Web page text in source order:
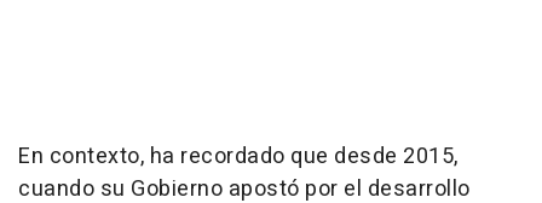
En contexto, ha recordado que desde 2015,
cuando su Gobierno apostó por el desarrollo